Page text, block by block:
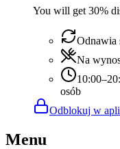
You will get 30%
Odnawia
Na
osób
Odblokuj w
Menu